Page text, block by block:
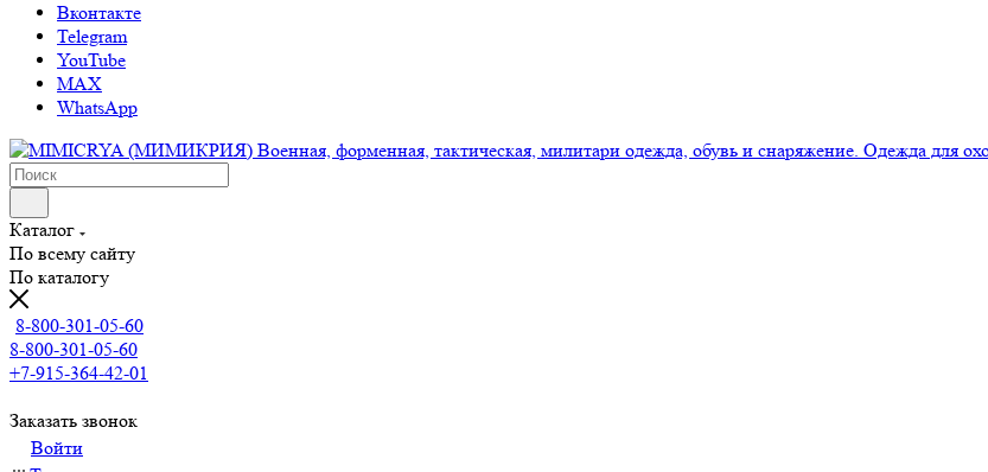
Вконтакте
Telegram
YouTube
MAX
WhatsApp
Каталог
По всему сайту
По каталогу
8-800-301-05-60
8-800-301-05-60
+7-915-364-42-01
Заказать звонок
Войти